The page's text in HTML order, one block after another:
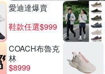
愛迪達爆賣
鞋款任選$999
COACH布魯克
林
$8999